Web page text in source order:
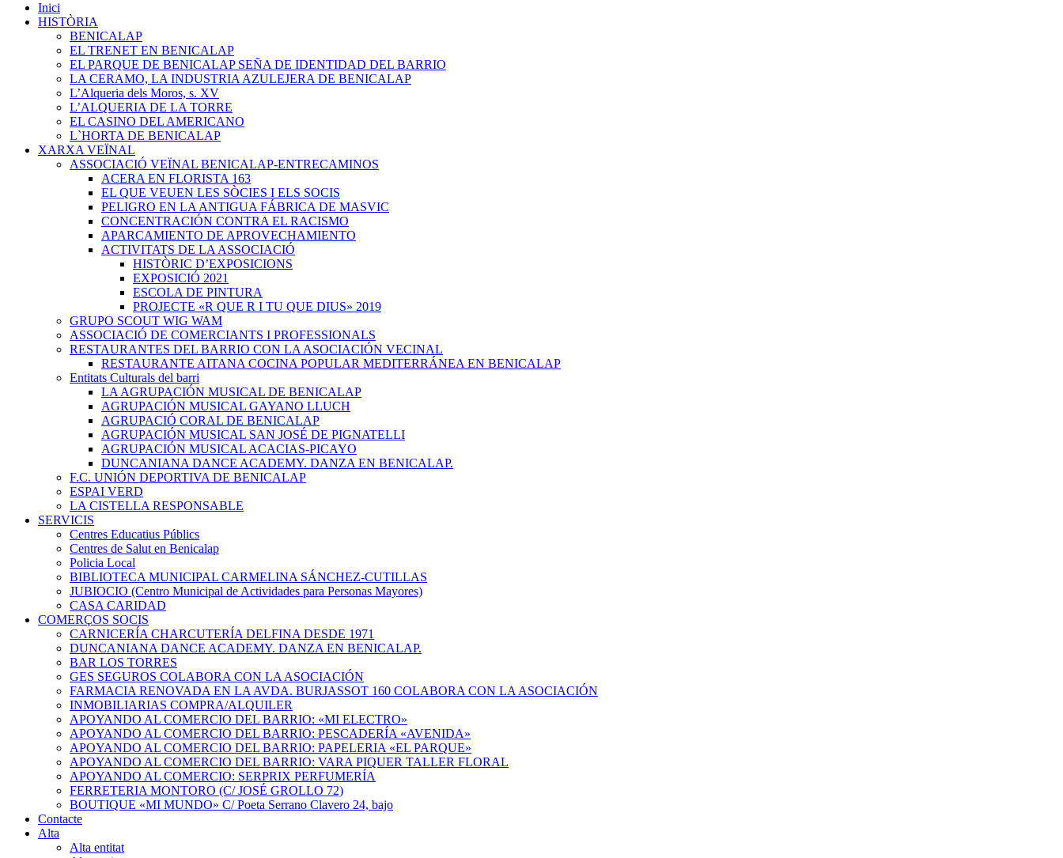
Inici
HISTÒRIA
BENICALAP
EL TRENET EN BENICALAP
EL PARQUE DE BENICALAP SEÑA DE IDENTIDAD DEL BARRIO
LA CERAMO, LA INDUSTRIA AZULEJERA DE BENICALAP
L’Alqueria dels Moros, s. XV
L’ALQUERIA DE LA TORRE
EL CASINO DEL AMERICANO
L`HORTA DE BENICALAP
XARXA VEÏNAL
ASSOCIACIÓ VEÏNAL BENICALAP-ENTRECAMINOS
ACERA EN FLORISTA 163
EL QUE VEUEN LES SÒCIES I ELS SOCIS
PELIGRO EN LA ANTIGUA FÁBRICA DE MASVIC
CONCENTRACIÓN CONTRA EL RACISMO
APARCAMIENTO DE APROVECHAMIENTO
ACTIVITATS DE LA ASSOCIACIÓ
HISTÒRIC D’EXPOSICIONS
EXPOSICIÓ 2021
ESCOLA DE PINTURA
PROJECTE «R QUE R I TU QUE DIUS» 2019
GRUPO SCOUT WIG WAM
ASSOCIACIÓ DE COMERCIANTS I PROFESSIONALS
RESTAURANTES DEL BARRIO CON LA ASOCIACIÓN VECINAL
RESTAURANTE AITANA COCINA POPULAR MEDITERRÁNEA EN BENICALAP
Entitats Culturals del barri
LA AGRUPACIÓN MUSICAL DE BENICALAP
AGRUPACIÓN MUSICAL GAYANO LLUCH
AGRUPACIÓ CORAL DE BENICALAP
AGRUPACIÓN MUSICAL SAN JOSÉ DE PIGNATELLI
AGRUPACIÓN MUSICAL ACACIAS-PICAYO
DUNCANIANA DANCE ACADEMY. DANZA EN BENICALAP.
F.C. UNIÓN DEPORTIVA DE BENICALAP
ESPAI VERD
LA CISTELLA RESPONSABLE
SERVICIS
Centres Educatius Públics
Centres de Salut en Benicalap
Policia Local
BIBLIOTECA MUNICIPAL CARMELINA SÁNCHEZ-CUTILLAS
JUBIOCIO (Centro Municipal de Actividades para Personas Mayores)
CASA CARIDAD
COMERÇOS SOCIS
CARNICERÍA CHARCUTERÍA DELFINA DESDE 1971
DUNCANIANA DANCE ACADEMY. DANZA EN BENICALAP.
BAR LOS TORRES
GES SEGUROS COLABORA CON LA ASOCIACIÓN
FARMACIA RENOVADA EN LA AVDA. BURJASSOT 160 COLABORA CON LA ASOCIACIÓN
INMOBILIARIAS COMPRA/ALQUILER
APOYANDO AL COMERCIO DEL BARRIO: «MI ELECTRO»
APOYANDO AL COMERCIO DEL BARRIO: PESCADERÍA «AVENIDA»
APOYANDO AL COMERCIO DEL BARRIO: PAPELERIA «EL PARQUE»
APOYANDO AL COMERCIO DEL BARRIO: VARA PIQUER TALLER FLORAL
APOYANDO AL COMERCIO: SERPRIX PERFUMERÍA
FERRETERIA MONTORO (C/ JOSÉ GROLLO 72)
BOUTIQUE «MI MUNDO» C/ Poeta Serrano Clavero 24, bajo
Contacte
Alta
Alta entitat